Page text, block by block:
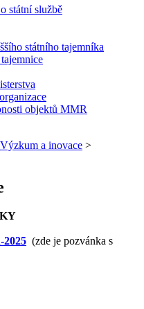
státní službě
státního tajemníka
objektů MMR
Výzkum a inovace >
2025 (zde je pozvánka s